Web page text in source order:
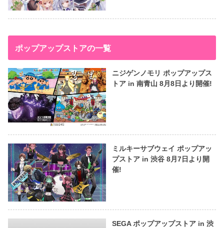
ポップアップストアの一覧
ニジゲンノモリ ポップアップス
トア in 南青山 8月8日より開催!
ミルキーサブウェイ ポップアッ
プストア in 渋谷 8月7日より開
催!
SEGA ポップアップストア in 渋